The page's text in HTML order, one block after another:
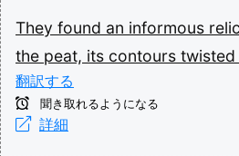
They found an informous relic
the peat, its contours twisted
翻訳する
聞き取れるようになる
詳細